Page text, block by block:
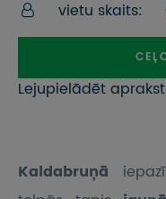
vietu skaits:
Lejupielādēt
Kaldabruņā